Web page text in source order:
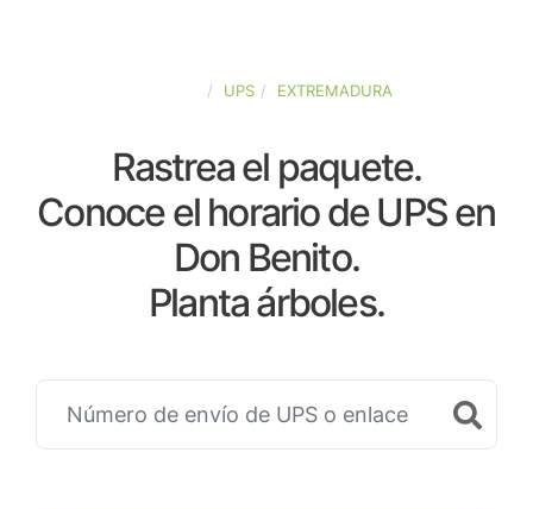
UPS EXTREMADURA
Rastrea el paquete.
Conoce el horario de UPS en
Don Benito.
Planta árboles.